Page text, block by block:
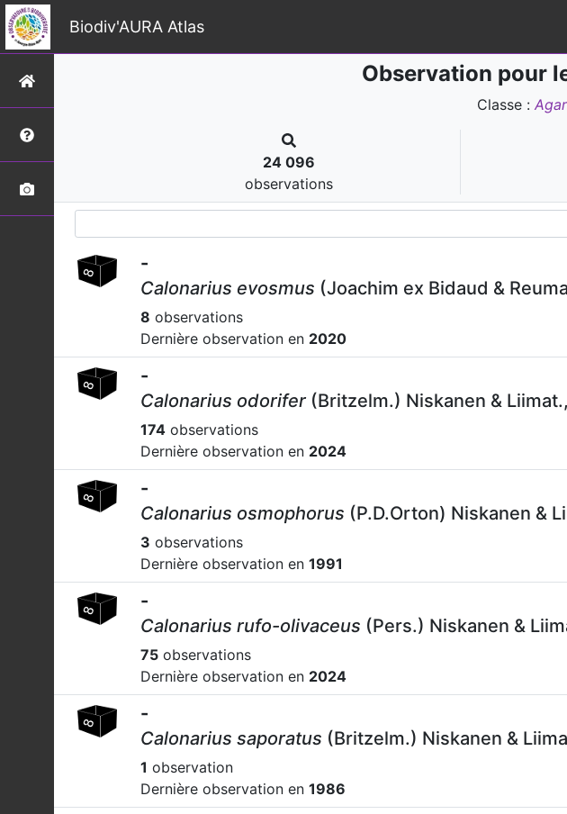
Biodiv'AURA Atlas
Observation pour
Classe :
24 096
observations
-
Calonarius evosmus (Joachim ex Bidaud &
8 observations
Dernière observation en 2020
-
Calonarius odorifer (Britzelm.) Niskanen &
174 observations
Dernière observation en 2024
-
Calonarius osmophorus (P.D.Orton) Niskanen &
3 observations
Dernière observation en 1991
-
Calonarius rufo-olivaceus (Pers.) Niskanen &
75 observations
Dernière observation en 2024
-
Calonarius saporatus (Britzelm.) Niskanen &
1 observation
Dernière observation en 1986